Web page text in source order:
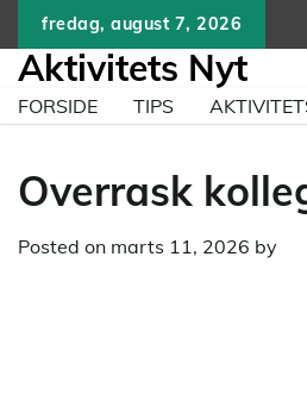
content
fredag, august 7, 2026
Aktivitets Nyt
FORSIDE TIPS
Overrask
Posted on marts 11, 2026 by